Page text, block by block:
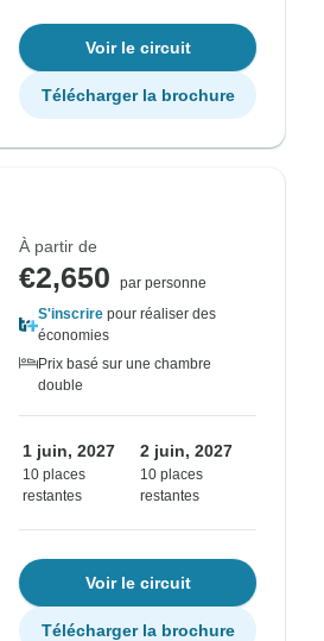
Voir le circuit
Télécharger la brochure
À partir de
€2,650
par personne
S'inscrire pour réaliser des
économies
Prix basé sur une chambre
double
1 juin, 2027
10 places
restantes
2 juin, 2027
10 places
restantes
Voir le circuit
Télécharger la brochure